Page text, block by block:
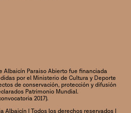
Albaicín Paraiso Abierto fue financiada
por el Ministerio de Cultura y Deporte
de conservación, protección y difusión
Patrimonio Mundial.
2017).
Albaicín | Todos los derechos reservados |